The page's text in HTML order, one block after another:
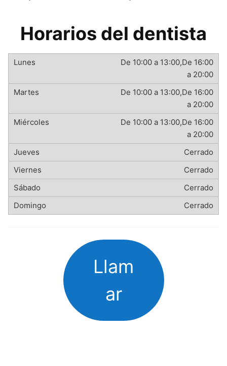
Horarios del dentista
De 10:00 a 13:00,De 16:00
a 20:00
De 10:00 a 13:00,De 16:00
a 20:00
De 10:00 a 13:00,De 16:00
a 20:00
Cerrado
Cerrado
Cerrado
Cerrado
Llam
ar